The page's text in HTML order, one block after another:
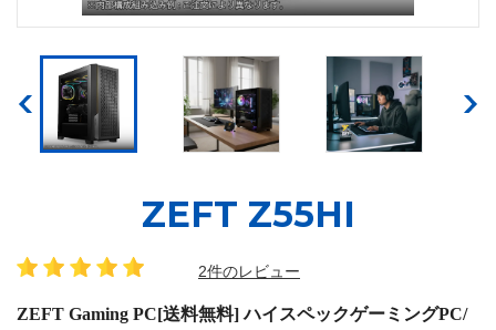
ZEFT Z55HI
2件のレビュー
ZEFT Gaming PC[送料無料] ハイスペックゲーミングPC/